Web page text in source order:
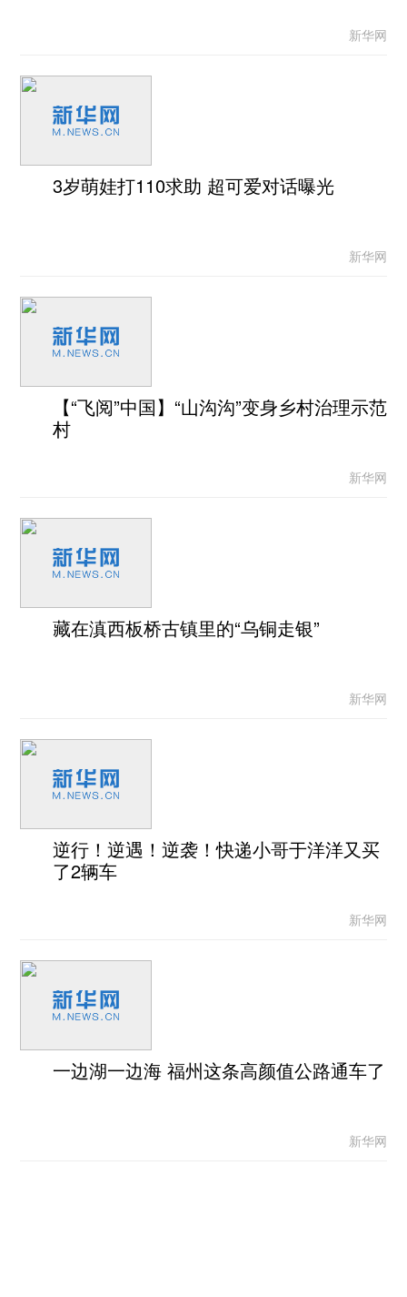
新华网
3岁萌娃打110求助 超可爱对话曝光
新华网
【“飞阅”中国】“山沟沟”变身乡村治理示范
村
新华网
藏在滇西板桥古镇里的“乌铜走银”
新华网
逆行！逆遇！逆袭！快递小哥于洋洋又买
了2辆车
新华网
一边湖一边海 福州这条高颜值公路通车了
新华网